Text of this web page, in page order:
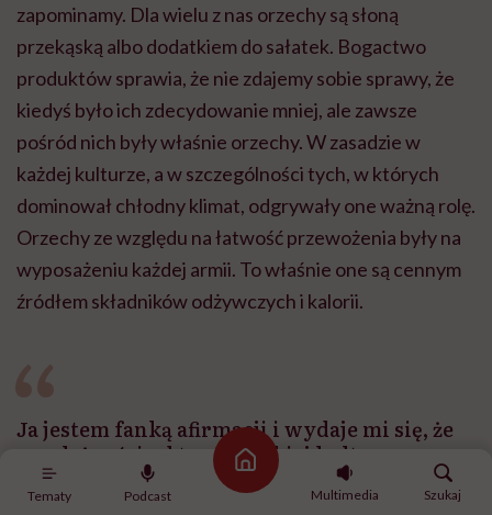
Tematy Podcast
Strona główna
Multimedia
Szukaj
zapominamy. Dla wielu z nas orzechy są słoną
przekąską albo dodatkiem do sałatek. Bogactwo
produktów sprawia, że nie zdajemy sobie sprawy, że
kiedyś było ich zdecydowanie mniej, ale zawsze
pośród nich były właśnie orzechy. W zasadzie w
każdej kulturze, a w szczególności tych, w których
dominował chłodny klimat, odgrywały one ważną rolę.
Orzechy ze względu na łatwość przewożenia były na
wyposażeniu każdej armii. To właśnie one są cennym
źródłem składników odżywczych i kalorii.
Ja jestem fanką afirmacji i wydaje mi się, że
w zależności od tego, w jakiej kulturze
żyjemy i w co wierzymy, to taką ma to dla nas
moc. Orzechy są czymś bardzo potężnym.